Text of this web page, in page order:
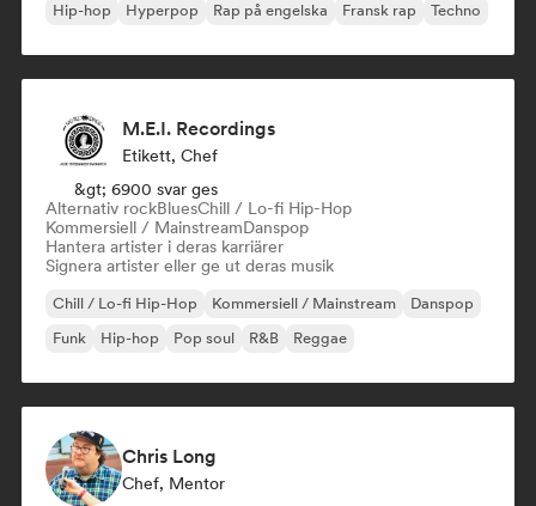
Hip-hop
Hyperpop Rap på engelska Fransk rap Techno
M.E.I. Recordings
Etikett, Chef
&gt; 6900 svar ges
Alternativ rockBluesChill / Lo-fi Hip-Hop
Kommersiell / MainstreamDanspop
Hantera artister i deras karriärer
Signera artister eller ge ut deras musik
Chill / Lo-fi Hip-Hop Kommersiell / Mainstream
Danspop
Funk
Hip-hop Pop soul R&B Reggae
Chris Long
Chef, Mentor